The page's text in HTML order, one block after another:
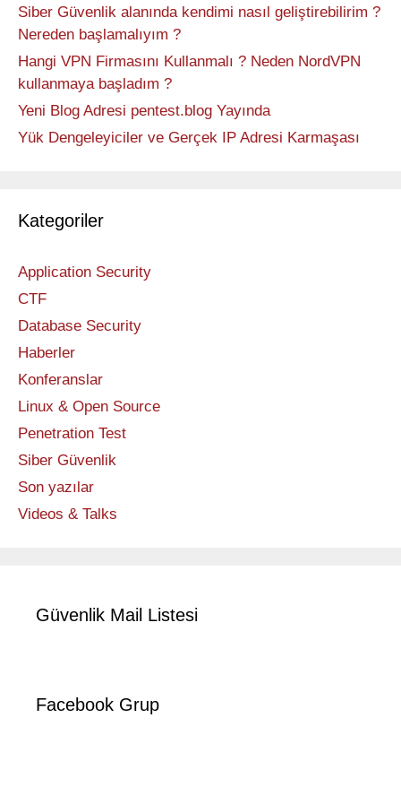
Siber Güvenlik alanında kendimi nasıl geliştirebilirim ?
Nereden başlamalıyım ?
Hangi VPN Firmasını Kullanmalı ? Neden NordVPN
kullanmaya başladım ?
Yeni Blog Adresi pentest.blog Yayında
Yük Dengeleyiciler ve Gerçek IP Adresi Karmaşası
Kategoriler
Application Security
CTF
Database Security
Haberler
Konferanslar
Linux & Open Source
Penetration Test
Siber Güvenlik
Son yazılar
Videos & Talks
Güvenlik Mail Listesi
Facebook Grup